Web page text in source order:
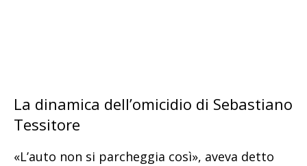
La dinamica dell’omicidio di Sebastiano
Tessitore
«L’auto non si parcheggia così», aveva detto